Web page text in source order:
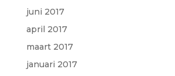
juni 2017
april 2017
maart 2017
januari 2017